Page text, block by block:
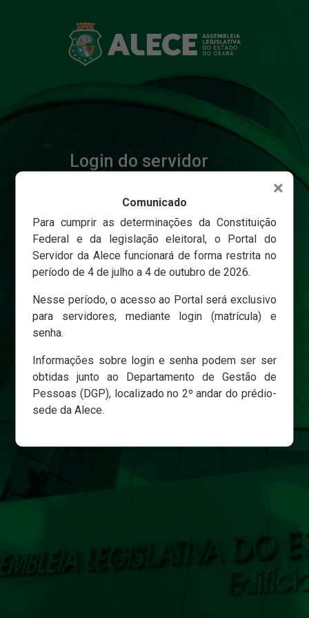
Login do servidor
Senha
Esqueci minha senha
×
Comunicado
Para cumprir as determinações da Constituição
Federal e da legislação eleitoral, o Portal do
Servidor da Alece funcionará de forma restrita no
período de 4 de julho a 4 de outubro de 2026.
Nesse período, o acesso ao Portal será exclusivo
para servidores, mediante login (matrícula) e
senha.
Informações sobre login e senha podem ser ser
obtidas junto ao Departamento de Gestão de
Pessoas (DGP), localizado no 2º andar do prédio-
sede da Alece.